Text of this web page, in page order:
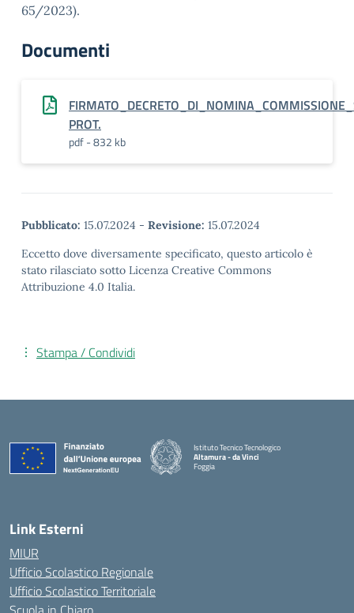
65/2023).
Documenti
PROT.
pdf - 832 kb
Pubblicato: 15.07.2024 - Revisione: 15.07.2024
Eccetto dove diversamente specificato, questo articolo è
stato rilasciato sotto Licenza Creative Commons
Attribuzione 4.0 Italia.
Stampa / Condividi
Istituto Tecnico Tecnologico
Altamura - da Vinci
Foggia
— Visita la pagina iniziale della scuola
Link Esterni
MIUR
Ufficio Scolastico Regionale
Ufficio Scolastico Territoriale